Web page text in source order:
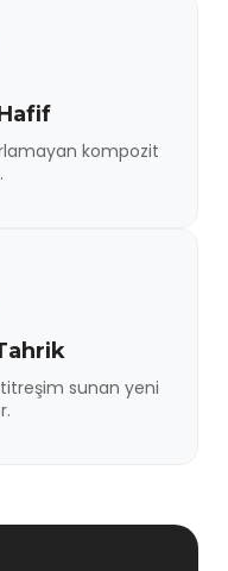
kompozit
sunan yeni